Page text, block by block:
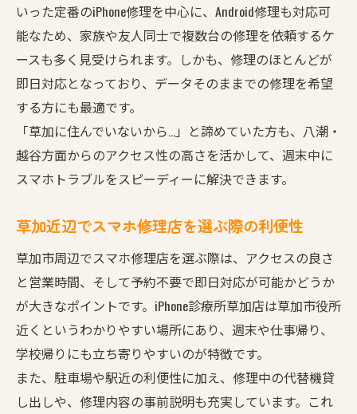
いった定番のiPhone修理を中心に、Android修理も対応可
能なため、家族や友人同士で複数台の修理を依頼するケ
ースも多く見受けられます。しかも、修理のほとんどが
即日対応となっており、データそのままでの修理を希望
する方にも最適です。
「草加に住んでいないから…」と諦めていた方も、八潮・
越谷方面からのアクセス性の高さを活かして、週末中に
スマホトラブルをスピーディーに解決できます。
草加近辺でスマホ修理店を選ぶ際の利便性
草加市周辺でスマホ修理店を選ぶ際は、アクセスの良さ
と営業時間、そして予約不要で即日対応が可能かどうか
が大きなポイントです。iPhone診療所草加店は草加市役所
近くというわかりやすい場所にあり、週末や仕事帰り、
学校帰りにも立ち寄りやすいのが特徴です。
また、駐車場や駅近の利便性に加え、修理中の代替機貸
し出しや、修理内容の事前説明も充実しています。これ